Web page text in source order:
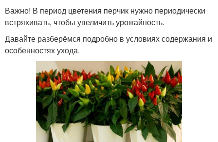
Важно! В период цветения перчик нужно периодически
встряхивать, чтобы увеличить урожайность.
Давайте разберёмся подробно в условиях содержания и
особенностях ухода.